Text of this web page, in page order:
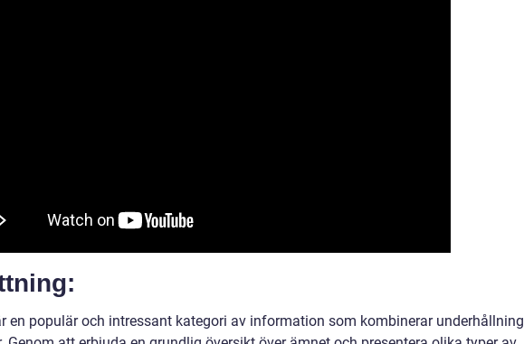
en populär och intressant kategori av information som kombinerar underhållning